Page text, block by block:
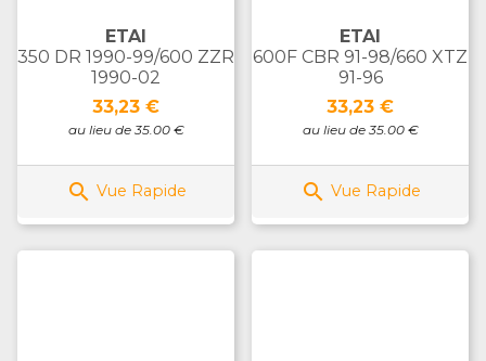
ETAI
350 DR 1990-99/600 ZZR
1990-02
Prix
33,23 €
au lieu de 35.00 €
 Vue Rapide
ETAI
600F CBR 91-98/660 XTZ
91-96
Prix
33,23 €
au lieu de 35.00 €
 Vue Rapide